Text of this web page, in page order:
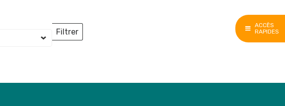
ACCÈS
RAPIDES
Filtrer
Lieux